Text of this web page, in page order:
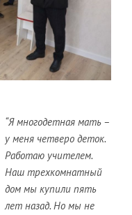
“Я многодетная мать –
у меня четверо деток.
Работаю учителем.
Наш трехкомнатный
дом мы купили пять
лет назад. Но мы не